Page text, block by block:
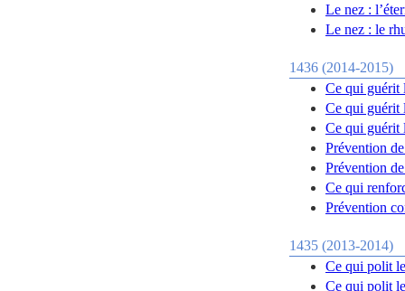
Le nez :
Le nez : le
1436 (2014-2015)
Ce qui guérit
Ce qui guérit
Ce qui guérit
Prévention
Prévention
Ce qui
Prévention
1435 (2013-2014)
Ce qui polit
Ce qui polit